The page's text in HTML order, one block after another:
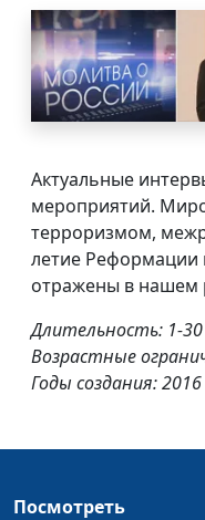
Актуальные
мероприятий.
терроризмом,
летие Реформации
отражены в нашем
Длительность: 1-
Возрастные
Годы создания:
Посмотреть